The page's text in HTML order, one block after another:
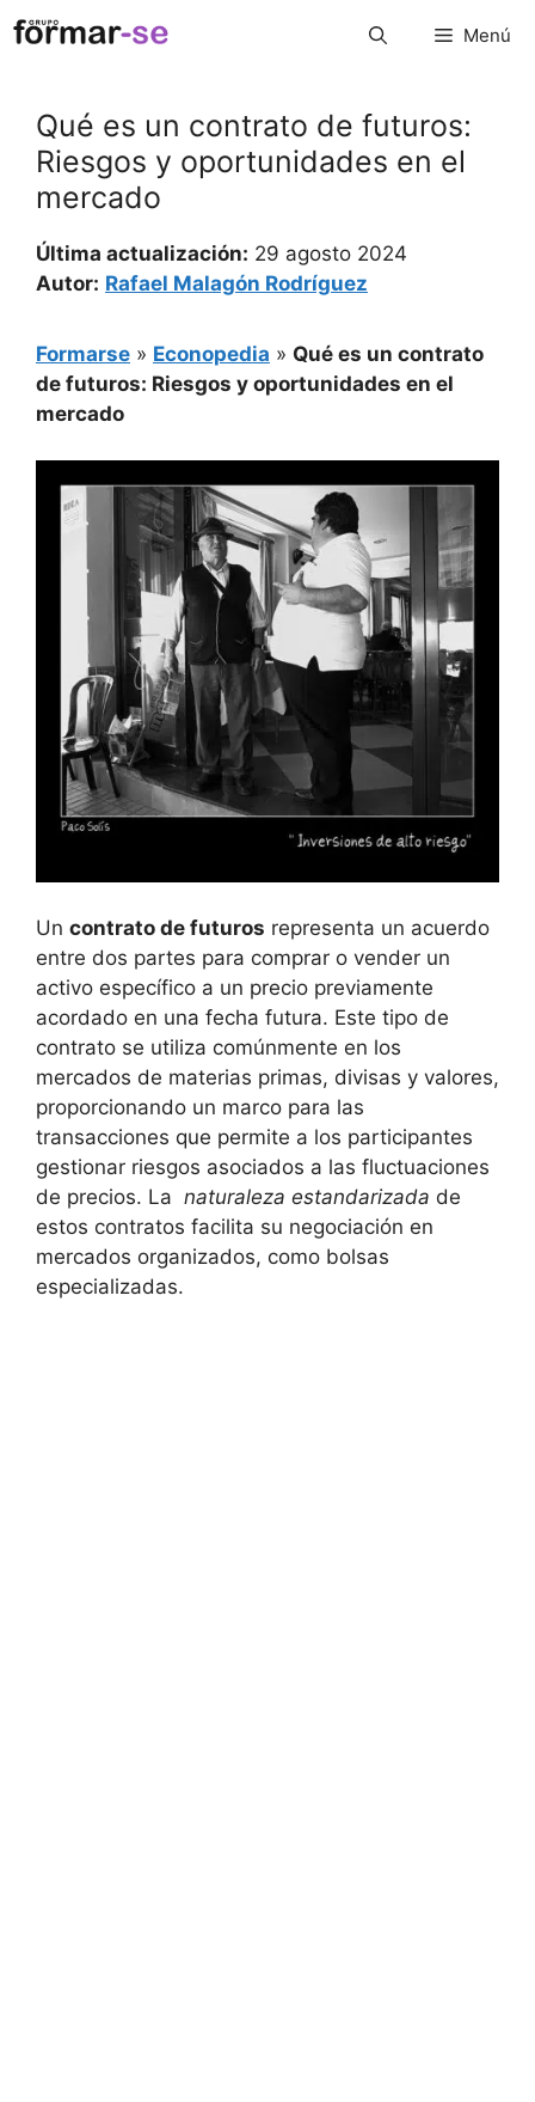
Saltar
al
Menú
Qué es un contrato de futuros:
Riesgos y oportunidades en el
mercado
Última actualización: 29 agosto 2024
Autor: Rafael Malagón Rodríguez
Formarse » Econopedia » Qué es un contrato
de futuros: Riesgos y oportunidades en el
mercado
Un contrato⁤ de futuros representa un acuerdo
entre dos partes para comprar o vender⁣ un
⁢activo específico a un precio ​previamente
acordado en una fecha futura. Este tipo ‍de
contrato se utiliza comúnmente⁢ en los
mercados de materias primas, divisas⁤ y valores,
proporcionando un⁣ marco para las
transacciones‌ que permite a los⁢ participantes
‌gestionar riesgos⁢ asociados a ⁢las‍ fluctuaciones‍
de precios. La ‌ naturaleza estandarizada de
estos contratos ‍facilita su negociación en
mercados organizados, ‍como bolsas
especializadas.